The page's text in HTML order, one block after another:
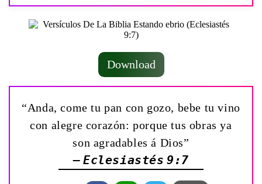
Download
“Anda, come tu pan con gozo, bebe tu vino
con alegre corazón: porque tus obras ya
son agradables á Dios”
— Eclesiastés 9:7